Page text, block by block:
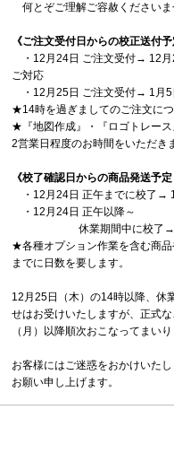
何とぞご理解ご容赦くださいま
《ご注文受付日からの校正送付予
・12月24日 ご注文受付→ 12月
ご対応
・12月25日 ご注文受付→ 1月5
★14時を過ぎましてのご注文に
★『地図作成』・『ロゴトレー
2営業日程度のお時間をいただき
《校了確認日からの商品発送予定
・12月24日 正午までに校了→
・12月24日 正午以降～
休業期間中に校了→ 1月
★各種オプション作業を含む商
までに日数を要します。
12月25日（木）の14時以降、休
せはお受けいたしますが、正式
（月）以降順次おこなってまいり
お客様にはご迷惑をおかけいた
お願い申し上げます。